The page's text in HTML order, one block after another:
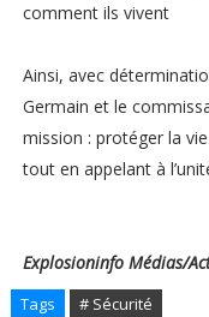
comment ils vivent
Ainsi, avec
Germain et le
mission : protéger la
tout en appelant à
Explosioninfo Médias/
Tags # Sécurité